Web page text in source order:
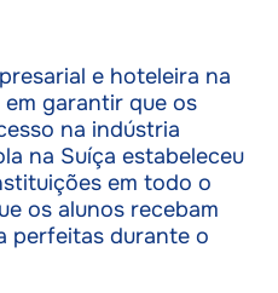
e hoteleira na
garantir que os
na indústria
na Suíça estabeleceu
em todo o
os alunos recebam
perfeitas durante o